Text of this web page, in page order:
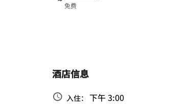
免费
酒店信息
入住： 下午 3:00